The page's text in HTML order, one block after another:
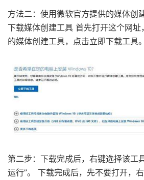
方法二：使用微软官方提供的媒体创
下载媒体创建工具 首先打开这个网
的媒体创建工具，点击立即下载工具。
第二步：下载完成后，右键选择该工
运行”。 下载完成后，先不要打开，